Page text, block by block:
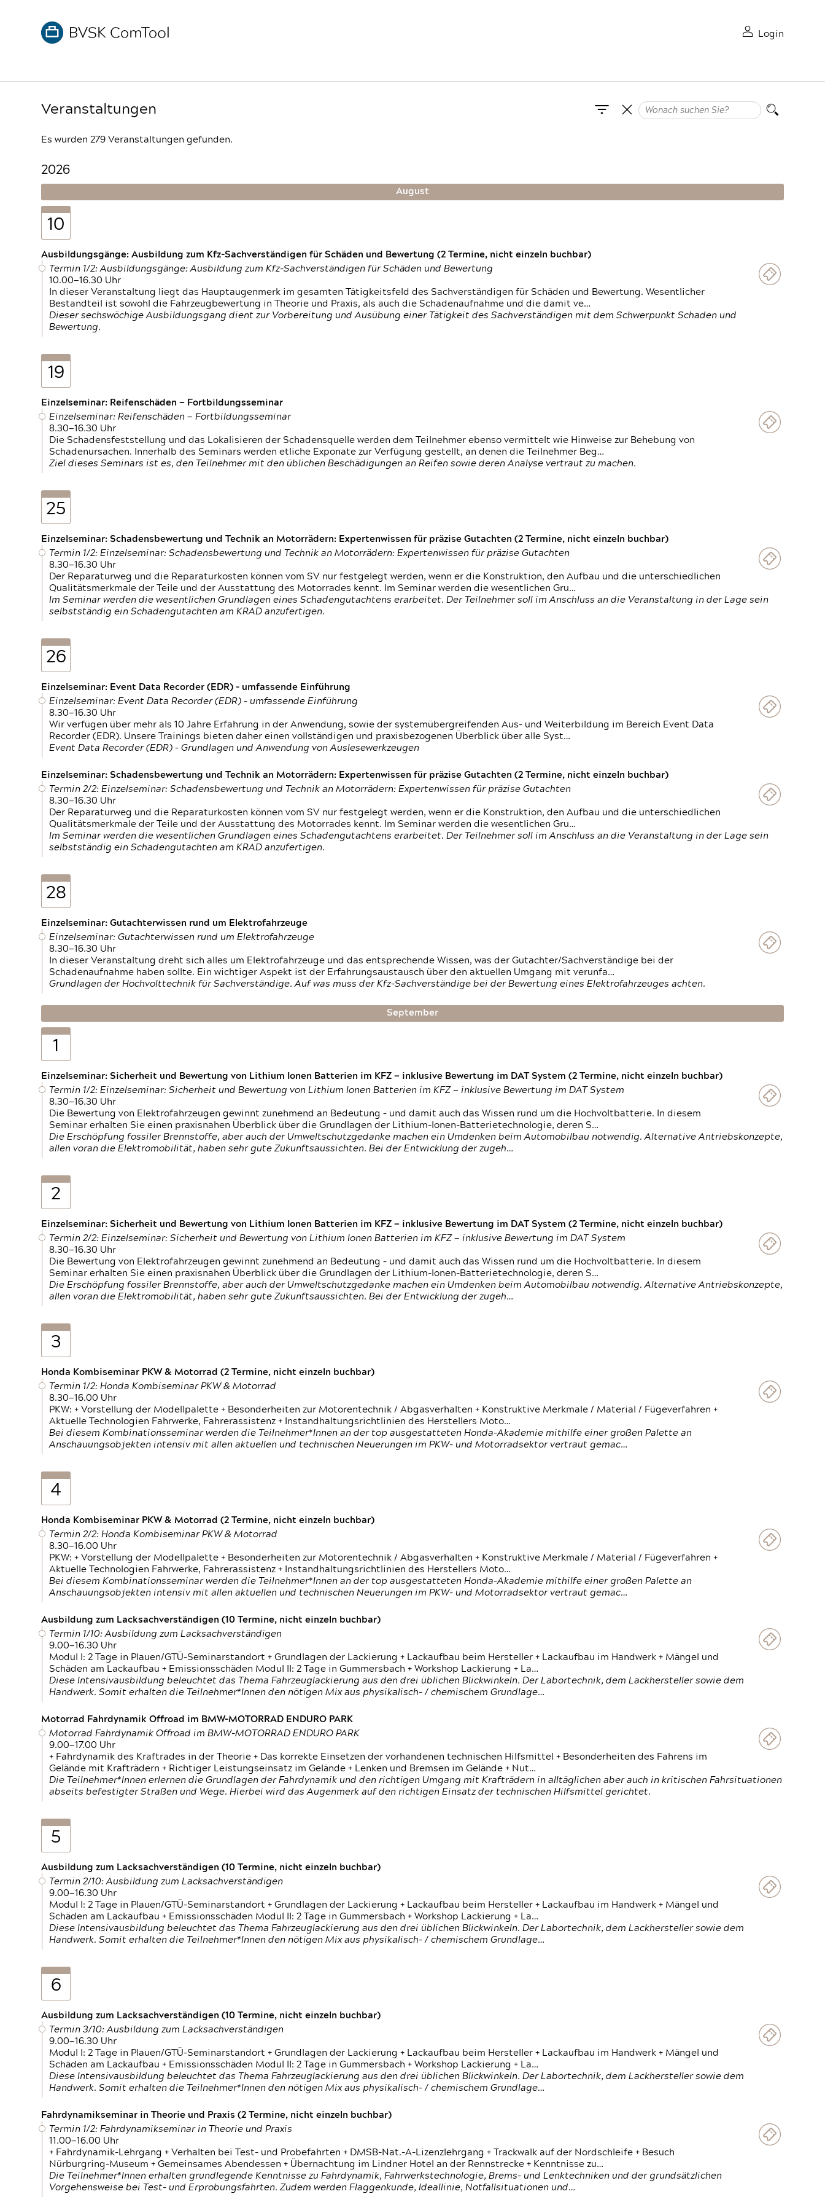
Login
Veranstaltungen
Es wurden 279 Veranstaltungen gefunden.
2026
August
10
Ausbildungsgänge: Ausbildung zum Kfz-Sachverständigen für Schäden und Bewertung (2 Termine, nicht einzeln buchbar)
Termin 1/2: Ausbildungsgänge: Ausbildung zum Kfz-Sachverständigen für Schäden und Bewertung
10.00—16.30 Uhr
In dieser Veranstaltung liegt das Hauptaugenmerk im gesamten Tätigkeitsfeld des Sachverständigen für Schäden und Bewertung. Wesentlicher
Bestandteil ist sowohl die Fahrzeugbewertung in Theorie und Praxis, als auch die Schadenaufnahme und die damit ve…
Dieser sechswöchige Ausbildungsgang dient zur Vorbereitung und Ausübung einer Tätigkeit des Sachverständigen mit dem Schwerpunkt Schaden und
Bewertung.
19
Einzelseminar: Reifenschäden — Fortbildungsseminar
Einzelseminar: Reifenschäden — Fortbildungsseminar
8.30—16.30 Uhr
Die Schadensfeststellung und das Lokalisieren der Schadensquelle werden dem Teilnehmer ebenso vermittelt wie Hinweise zur Behebung von
Schadenursachen. Innerhalb des Seminars werden etliche Exponate zur Verfügung gestellt, an denen die Teilnehmer Beg…
Ziel dieses Seminars ist es, den Teilnehmer mit den üblichen Beschädigungen an Reifen sowie deren Analyse vertraut zu machen.
25
Einzelseminar: Schadensbewertung und Technik an Motorrädern: Expertenwissen für präzise Gutachten (2 Termine, nicht einzeln buchbar)
Termin 1/2: Einzelseminar: Schadensbewertung und Technik an Motorrädern: Expertenwissen für präzise Gutachten
8.30—16.30 Uhr
Der Reparaturweg und die Reparaturkosten können vom SV nur festgelegt werden, wenn er die Konstruktion, den Aufbau und die unterschiedlichen
Qualitätsmerkmale der Teile und der Ausstattung des Motorrades kennt. Im Seminar werden die wesentlichen Gru…
Im Seminar werden die wesentlichen Grundlagen eines Schadengutachtens erarbeitet. Der Teilnehmer soll im Anschluss an die Veranstaltung in der Lage sein
selbstständig ein Schadengutachten am KRAD anzufertigen.
26
Einzelseminar: Event Data Recorder (EDR) – umfassende Einführung
Einzelseminar: Event Data Recorder (EDR) – umfassende Einführung
8.30—16.30 Uhr
Wir verfügen über mehr als 10 Jahre Erfahrung in der Anwendung, sowie der systemübergreifenden Aus- und Weiterbildung im Bereich Event Data
Recorder (EDR). Unsere Trainings bieten daher einen vollständigen und praxisbezogenen Überblick über alle Syst…
Event Data Recorder (EDR) – Grundlagen und Anwendung von Auslesewerkzeugen
Einzelseminar: Schadensbewertung und Technik an Motorrädern: Expertenwissen für präzise Gutachten (2 Termine, nicht einzeln buchbar)
Termin 2/2: Einzelseminar: Schadensbewertung und Technik an Motorrädern: Expertenwissen für präzise Gutachten
8.30—16.30 Uhr
Der Reparaturweg und die Reparaturkosten können vom SV nur festgelegt werden, wenn er die Konstruktion, den Aufbau und die unterschiedlichen
Qualitätsmerkmale der Teile und der Ausstattung des Motorrades kennt. Im Seminar werden die wesentlichen Gru…
Im Seminar werden die wesentlichen Grundlagen eines Schadengutachtens erarbeitet. Der Teilnehmer soll im Anschluss an die Veranstaltung in der Lage sein
selbstständig ein Schadengutachten am KRAD anzufertigen.
28
Einzelseminar: Gutachterwissen rund um Elektrofahrzeuge
Einzelseminar: Gutachterwissen rund um Elektrofahrzeuge
8.30—16.30 Uhr
In dieser Veranstaltung dreht sich alles um Elektrofahrzeuge und das entsprechende Wissen, was der Gutachter/Sachverständige bei der
Schadenaufnahme haben sollte. Ein wichtiger Aspekt ist der Erfahrungsaustausch über den aktuellen Umgang mit verunfa…
Grundlagen der Hochvolttechnik für Sachverständige. Auf was muss der Kfz-Sachverständige bei der Bewertung eines Elektrofahrzeuges achten.
September
1
Einzelseminar: Sicherheit und Bewertung von Lithium Ionen Batterien im KFZ — inklusive Bewertung im DAT System (2 Termine, nicht einzeln buchbar)
Termin 1/2: Einzelseminar: Sicherheit und Bewertung von Lithium Ionen Batterien im KFZ — inklusive Bewertung im DAT System
8.30—16.30 Uhr
Die Bewertung von Elektrofahrzeugen gewinnt zunehmend an Bedeutung – und damit auch das Wissen rund um die Hochvoltbatterie. In diesem
Seminar erhalten Sie einen praxisnahen Überblick über die Grundlagen der Lithium-Ionen-Batterietechnologie, deren S…
Die Erschöpfung fossiler Brennstoffe, aber auch der Umweltschutzgedanke machen ein Umdenken beim Automobilbau notwendig. Alternative Antriebskonzepte,
allen voran die Elektromobilität, haben sehr gute Zukunftsaussichten. Bei der Entwicklung der zugeh…
2
Einzelseminar: Sicherheit und Bewertung von Lithium Ionen Batterien im KFZ — inklusive Bewertung im DAT System (2 Termine, nicht einzeln buchbar)
Termin 2/2: Einzelseminar: Sicherheit und Bewertung von Lithium Ionen Batterien im KFZ — inklusive Bewertung im DAT System
8.30—16.30 Uhr
Die Bewertung von Elektrofahrzeugen gewinnt zunehmend an Bedeutung – und damit auch das Wissen rund um die Hochvoltbatterie. In diesem
Seminar erhalten Sie einen praxisnahen Überblick über die Grundlagen der Lithium-Ionen-Batterietechnologie, deren S…
Die Erschöpfung fossiler Brennstoffe, aber auch der Umweltschutzgedanke machen ein Umdenken beim Automobilbau notwendig. Alternative Antriebskonzepte,
allen voran die Elektromobilität, haben sehr gute Zukunftsaussichten. Bei der Entwicklung der zugeh…
3
Honda Kombiseminar PKW & Motorrad (2 Termine, nicht einzeln buchbar)
Termin 1/2: Honda Kombiseminar PKW & Motorrad
8.30—16.00 Uhr
PKW: + Vorstellung der Modellpalette + Besonderheiten zur Motorentechnik / Abgasverhalten + Konstruktive Merkmale / Material / Fügeverfahren +
Aktuelle Technologien Fahrwerke, Fahrerassistenz + Instandhaltungsrichtlinien des Herstellers Moto…
Bei diesem Kombinationsseminar werden die Teilnehmer*Innen an der top ausgestatteten Honda-Akademie mithilfe einer großen Palette an
Anschauungsobjekten intensiv mit allen aktuellen und technischen Neuerungen im PKW- und Motorradsektor vertraut gemac…
4
Honda Kombiseminar PKW & Motorrad (2 Termine, nicht einzeln buchbar)
Termin 2/2: Honda Kombiseminar PKW & Motorrad
8.30—16.00 Uhr
PKW: + Vorstellung der Modellpalette + Besonderheiten zur Motorentechnik / Abgasverhalten + Konstruktive Merkmale / Material / Fügeverfahren +
Aktuelle Technologien Fahrwerke, Fahrerassistenz + Instandhaltungsrichtlinien des Herstellers Moto…
Bei diesem Kombinationsseminar werden die Teilnehmer*Innen an der top ausgestatteten Honda-Akademie mithilfe einer großen Palette an
Anschauungsobjekten intensiv mit allen aktuellen und technischen Neuerungen im PKW- und Motorradsektor vertraut gemac…
Ausbildung zum Lacksachverständigen (10 Termine, nicht einzeln buchbar)
Termin 1/10: Ausbildung zum Lacksachverständigen
9.00—16.30 Uhr
Modul I: 2 Tage in Plauen/GTÜ-Seminarstandort + Grundlagen der Lackierung + Lackaufbau beim Hersteller + Lackaufbau im Handwerk + Mängel und
Schäden am Lackaufbau + Emissionsschäden Modul II: 2 Tage in Gummersbach + Workshop Lackierung + La…
Diese Intensivausbildung beleuchtet das Thema Fahrzeuglackierung aus den drei üblichen Blickwinkeln. Der Labortechnik, dem Lackhersteller sowie dem
Handwerk. Somit erhalten die Teilnehmer*Innen den nötigen Mix aus physikalisch- / chemischem Grundlage…
Motorrad Fahrdynamik Offroad im BMW-MOTORRAD ENDURO PARK
Motorrad Fahrdynamik Offroad im BMW-MOTORRAD ENDURO PARK
9.00—17.00 Uhr
+ Fahrdynamik des Kraftrades in der Theorie + Das korrekte Einsetzen der vorhandenen technischen Hilfsmittel + Besonderheiten des Fahrens im
Gelände mit Krafträdern + Richtiger Leistungseinsatz im Gelände + Lenken und Bremsen im Gelände + Nut…
Die Teilnehmer*Innen erlernen die Grundlagen der Fahrdynamik und den richtigen Umgang mit Krafträdern in alltäglichen aber auch in kritischen Fahrsituationen
abseits befestigter Straßen und Wege. Hierbei wird das Augenmerk auf den richtigen Einsatz der technischen Hilfsmittel gerichtet.
5
Ausbildung zum Lacksachverständigen (10 Termine, nicht einzeln buchbar)
Termin 2/10: Ausbildung zum Lacksachverständigen
9.00—16.30 Uhr
Modul I: 2 Tage in Plauen/GTÜ-Seminarstandort + Grundlagen der Lackierung + Lackaufbau beim Hersteller + Lackaufbau im Handwerk + Mängel und
Schäden am Lackaufbau + Emissionsschäden Modul II: 2 Tage in Gummersbach + Workshop Lackierung + La…
Diese Intensivausbildung beleuchtet das Thema Fahrzeuglackierung aus den drei üblichen Blickwinkeln. Der Labortechnik, dem Lackhersteller sowie dem
Handwerk. Somit erhalten die Teilnehmer*Innen den nötigen Mix aus physikalisch- / chemischem Grundlage…
6
Ausbildung zum Lacksachverständigen (10 Termine, nicht einzeln buchbar)
Termin 3/10: Ausbildung zum Lacksachverständigen
9.00—16.30 Uhr
Modul I: 2 Tage in Plauen/GTÜ-Seminarstandort + Grundlagen der Lackierung + Lackaufbau beim Hersteller + Lackaufbau im Handwerk + Mängel und
Schäden am Lackaufbau + Emissionsschäden Modul II: 2 Tage in Gummersbach + Workshop Lackierung + La…
Diese Intensivausbildung beleuchtet das Thema Fahrzeuglackierung aus den drei üblichen Blickwinkeln. Der Labortechnik, dem Lackhersteller sowie dem
Handwerk. Somit erhalten die Teilnehmer*Innen den nötigen Mix aus physikalisch- / chemischem Grundlage…
Fahrdynamikseminar in Theorie und Praxis (2 Termine, nicht einzeln buchbar)
Termin 1/2: Fahrdynamikseminar in Theorie und Praxis
11.00—16.00 Uhr
+ Fahrdynamik-Lehrgang + Verhalten bei Test- und Probefahrten + DMSB-Nat.-A-Lizenzlehrgang + Trackwalk auf der Nordschleife + Besuch
Nürburgring-Museum + Gemeinsames Abendessen + Übernachtung im Lindner Hotel an der Rennstrecke + Kenntnisse zu…
Die Teilnehmer*Innen erhalten grundlegende Kenntnisse zu Fahrdynamik, Fahrwerkstechnologie, Brems- und Lenktechniken und der grundsätzlichen
Vorgehensweise bei Test- und Erprobungsfahrten. Zudem werden Flaggenkunde, Ideallinie, Notfallsituationen und…